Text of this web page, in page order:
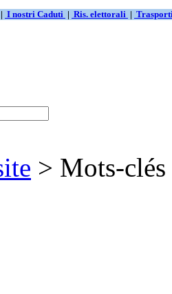
| I nostri Caduti | Ris. elettorali |
> Mots-